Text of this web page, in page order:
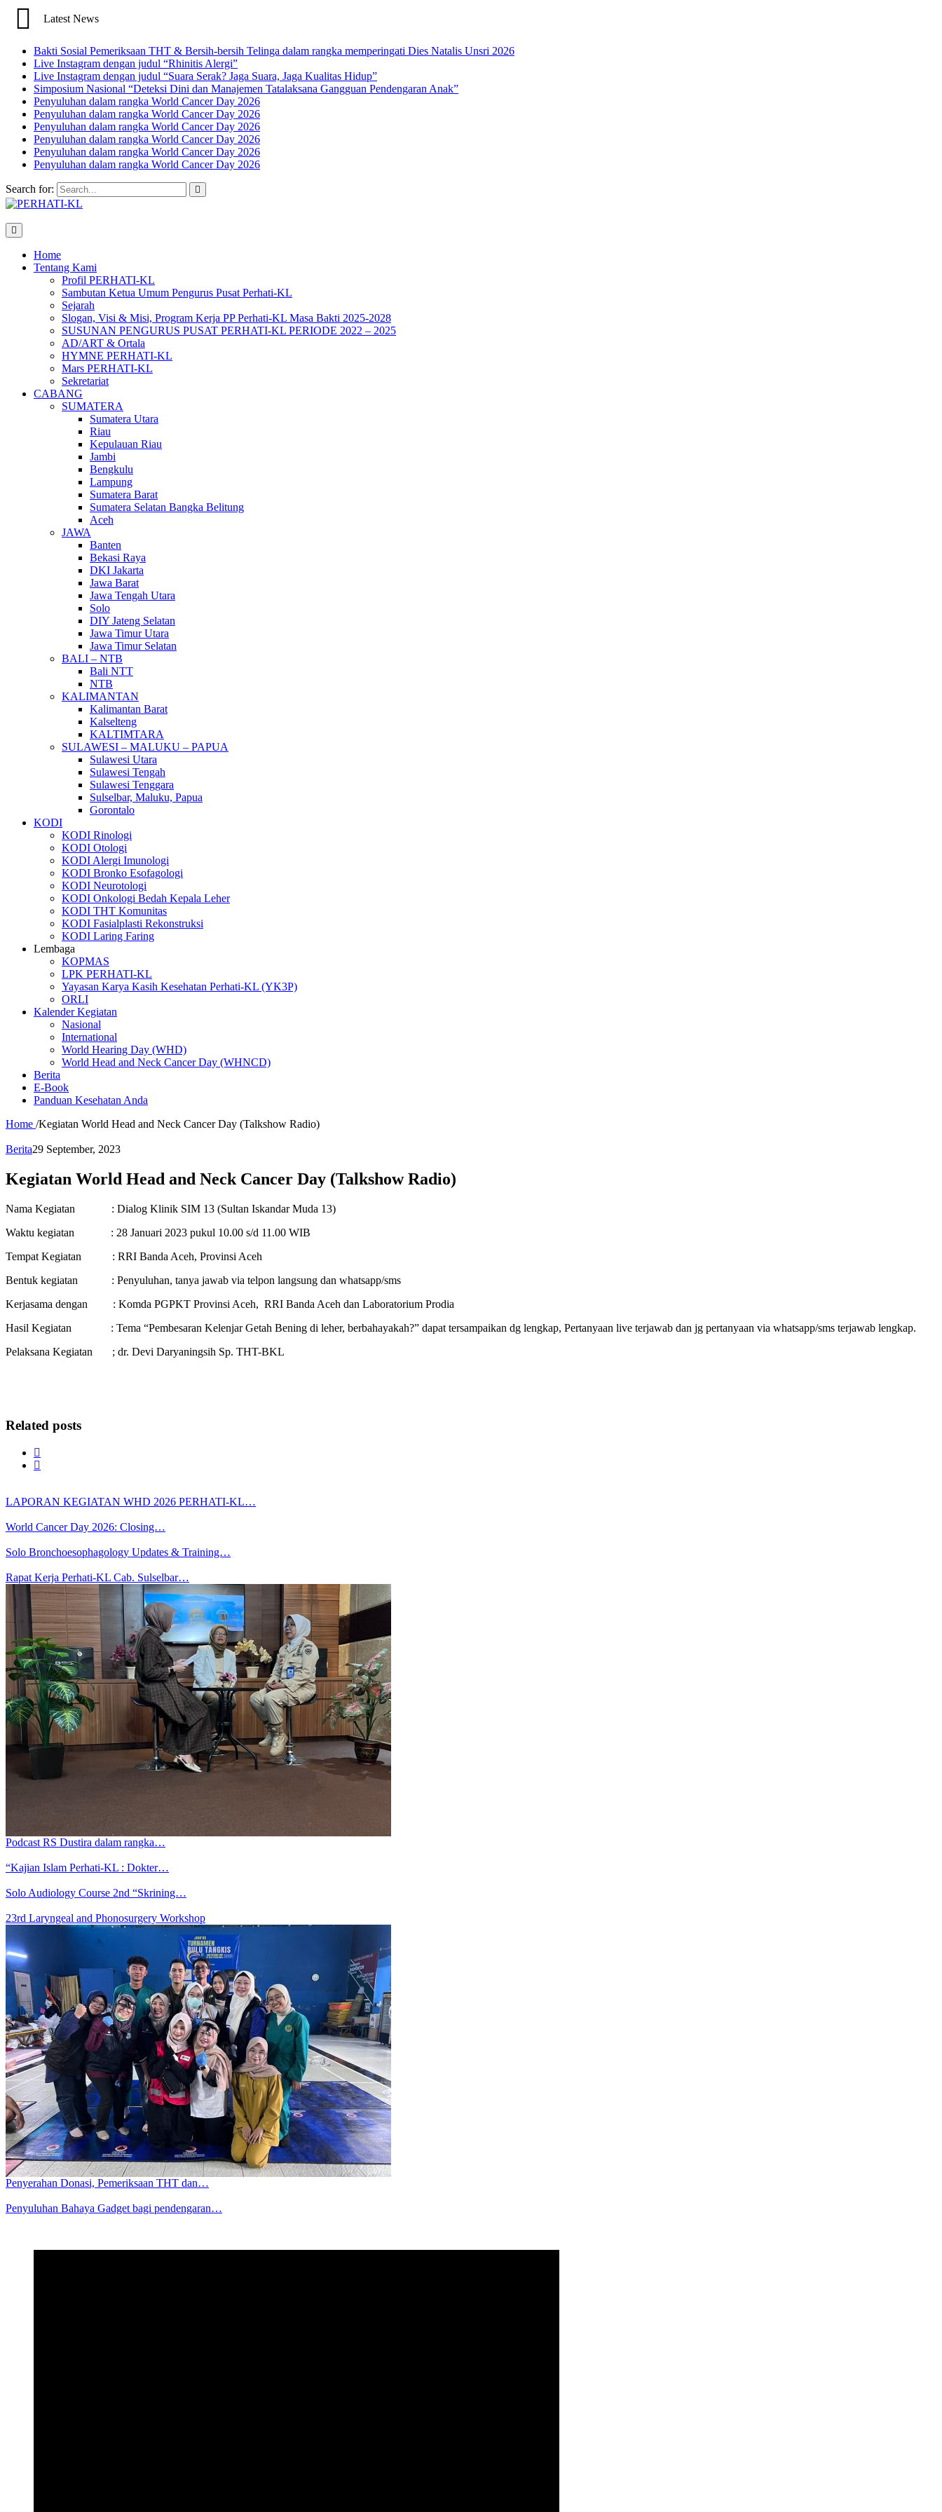
Latest News
Bakti Sosial Pemeriksaan THT & Bersih-bersih Telinga dalam rangka memperingati Dies Natalis Unsri 2026
Live Instagram dengan judul “Rhinitis Alergi”
Live Instagram dengan judul “Suara Serak? Jaga Suara, Jaga Kualitas Hidup”
Simposium Nasional “Deteksi Dini dan Manajemen Tatalaksana Gangguan Pendengaran Anak”
Penyuluhan dalam rangka World Cancer Day 2026
Penyuluhan dalam rangka World Cancer Day 2026
Penyuluhan dalam rangka World Cancer Day 2026
Penyuluhan dalam rangka World Cancer Day 2026
Penyuluhan dalam rangka World Cancer Day 2026
Penyuluhan dalam rangka World Cancer Day 2026
Search for:
Home
Tentang Kami
Profil PERHATI-KL
Sambutan Ketua Umum Pengurus Pusat Perhati-KL
Sejarah
Slogan, Visi & Misi, Program Kerja PP Perhati-KL Masa Bakti 2025-2028
SUSUNAN PENGURUS PUSAT PERHATI-KL PERIODE 2022 – 2025
AD/ART & Ortala
HYMNE PERHATI-KL
Mars PERHATI-KL
Sekretariat
CABANG
SUMATERA
Sumatera Utara
Riau
Kepulauan Riau
Jambi
Bengkulu
Lampung
Sumatera Barat
Sumatera Selatan Bangka Belitung
Aceh
JAWA
Banten
Bekasi Raya
DKI Jakarta
Jawa Barat
Jawa Tengah Utara
Solo
DIY Jateng Selatan
Jawa Timur Utara
Jawa Timur Selatan
BALI – NTB
Bali NTT
NTB
KALIMANTAN
Kalimantan Barat
Kalselteng
KALTIMTARA
SULAWESI – MALUKU – PAPUA
Sulawesi Utara
Sulawesi Tengah
Sulawesi Tenggara
Sulselbar, Maluku, Papua
Gorontalo
KODI
KODI Rinologi
KODI Otologi
KODI Alergi Imunologi
KODI Bronko Esofagologi
KODI Neurotologi
KODI Onkologi Bedah Kepala Leher
KODI THT Komunitas
KODI Fasialplasti Rekonstruksi
KODI Laring Faring
Lembaga
KOPMAS
LPK PERHATI-KL
Yayasan Karya Kasih Kesehatan Perhati-KL (YK3P)
ORLI
Kalender Kegiatan
Nasional
International
World Hearing Day (WHD)
World Head and Neck Cancer Day (WHNCD)
Berita
E-Book
Panduan Kesehatan Anda
Home /Kegiatan World Head and Neck Cancer Day (Talkshow Radio)
Berita29 September, 2023
Kegiatan World Head and Neck Cancer Day (Talkshow Radio)
Nama Kegiatan : Dialog Klinik SIM 13 (Sultan Iskandar Muda 13)
Waktu kegiatan : 28 Januari 2023 pukul 10.00 s/d 11.00 WIB
Tempat Kegiatan : RRI Banda Aceh, Provinsi Aceh
Bentuk kegiatan : Penyuluhan, tanya jawab via telpon langsung dan whatsapp/sms
Kerjasama dengan : Komda PGPKT Provinsi Aceh, RRI Banda Aceh dan Laboratorium Prodia
Hasil Kegiatan : Tema “Pembesaran Kelenjar Getah Bening di leher, berbahayakah?” dapat tersampaikan dg lengkap, Pertanyaan live terjawab dan jg pertanyaan via whatsapp/sms terjawab lengkap.
Pelaksana Kegiatan ; dr. Devi Daryaningsih Sp. THT-BKL
Related posts
LAPORAN KEGIATAN WHD 2026 PERHATI-KL…
World Cancer Day 2026: Closing…
Solo Bronchoesophagology Updates & Training…
Rapat Kerja Perhati-KL Cab. Sulselbar…
Podcast RS Dustira dalam rangka…
“Kajian Islam Perhati-KL : Dokter…
Solo Audiology Course 2nd “Skrining…
23rd Laryngeal and Phonosurgery Workshop
Penyerahan Donasi, Pemeriksaan THT dan…
Penyuluhan Bahaya Gadget bagi pendengaran…